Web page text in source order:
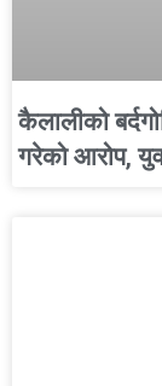
कैलालीको
गरेको आरोप,